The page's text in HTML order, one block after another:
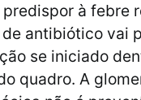
à febre
de antibiótico vai
se iniciado
quadro. A